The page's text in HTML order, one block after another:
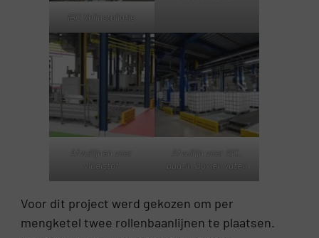
IBC Vulinstallatie
Afvullijnen voor
vloeistof
Afvullijn voor IBC,
bag-in-box en vaten
Voor dit project werd gekozen om per
mengketel twee rollenbaanlijnen te plaatsen.